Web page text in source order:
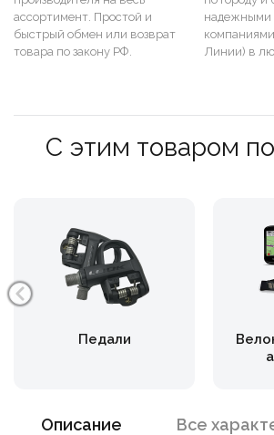
ассортимент. Простой и
быстрый обмен или возврат
товара по закону РФ.
надежными
Линии) в
С этим товаром
Педали
Описание Все